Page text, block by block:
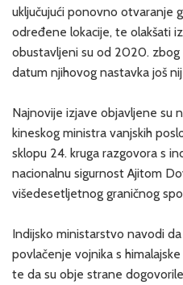
uključujući ponovno otvaranje
određene lokacije, te olakšati
obustavljeni su od 2020. zbog
datum njihovog nastavka još
Najnovije izjave objavljene su
kineskog ministra vanjskih
sklopu 24. kruga razgovora s
nacionalnu sigurnost Ajitom
višedesetljetnog graničnog
Indijsko ministarstvo navodi
povlačenje vojnika s
te da su obje strane